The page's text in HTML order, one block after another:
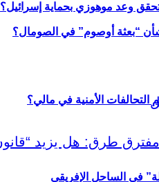
في الساحل الإفريقي
وعد موهوزي بحماية إسرائيل؟
التحالفات الأمنية في مالي؟